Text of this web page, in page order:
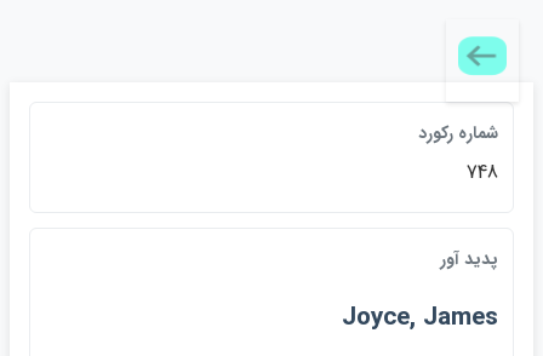
شماره رکورد
748
پديد آور
Joyce, James